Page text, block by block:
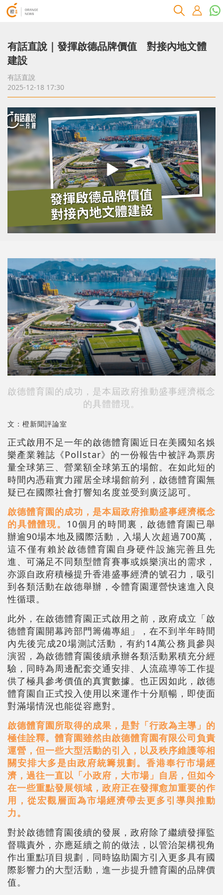
有話直說｜發揮啟德品牌價值 對接內地文體
建設
有話直說
2025-12-18 17:30
啟德體育園的成功，是本屆政府推動盛事經濟概念
的具體體現。
文：橙新聞評論室
正式啟用不足一年的啟德體育園近日在美國知名娛
樂產業雜誌《Pollstar》的一份報告中被評為票房
量全球第三、營業額全球第五的場館。在如此短的
時間內憑藉實力躍居全球場館前列，啟德體育園無
疑已在國際社會打響知名度並受到廣泛認可。
啟德體育園的成功，是本屆政府推動盛事經濟概念
的具體體現。 10個月的時間裏，啟德體育園已舉
辦逾90場本地及國際活動，入場人次超過700萬，
這不僅有賴於啟德體育園自身硬件設施完善且先
進、可滿足不同類型體育賽事或娛樂演出的需求，
亦源自政府積極提升香港盛事經濟的號召力，吸引
到各類活動在啟德舉辦，令體育園運營快速進入良
性循環。
此外，在啟德體育園正式啟用之前，政府成立「啟
德體育園開幕跨部門籌備專組」，在不到半年時間
內先後完成20場測試活動，有約14萬公務員參與
演習，為啟德體育園後續承辦各類活動累積充分經
驗，同時為周邊配套交通安排、人流疏導等工作提
供了極具參考價值的真實數據。也正因如此，啟德
體育園自正式投入使用以來運作十分順暢，即使面
對滿場情況也能從容應對。
啟德體育園所取得的成果，是對「行政為主導」的
極佳詮釋。體育園雖然由啟德體育園有限公司負責
運營，但一些大型活動的引入，以及秩序維護等相
關安排大多是由政府統籌規劃。香港奉行市場經
濟，過往一直以「小政府，大市場」自居，但如今
在一些重點發展領域，政府正在發揮愈加重要的作
用，從宏觀層面為市場經濟帶去更多引導與推動
力。
對於啟德體育園後續的發展，政府除了繼續發揮監
督職責外，亦應延續之前的做法，以管治架構視角
作出重點項目規劃，同時協助園方引入更多具有國
際影響力的大型活動，進一步提升體育園的品牌價
值。